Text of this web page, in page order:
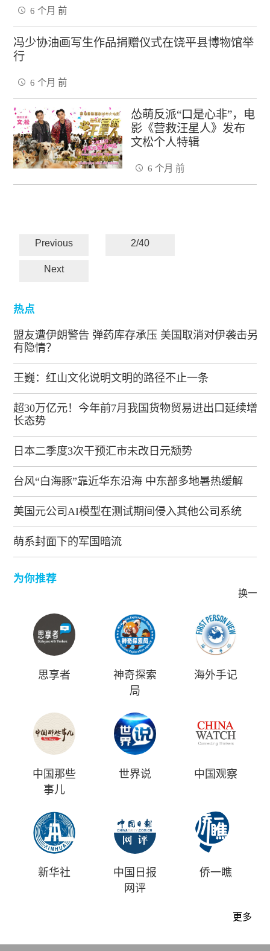
6 个月 前
冯少协油画写生作品捐赠仪式在饶平县博物馆举
行
6 个月 前
怂萌反派“口是心非”，电
影《营救汪星人》发布
文松个人特辑
6 个月 前
Previous 2/40
Next
热点
盟友遭伊朗警告 弹药库存承压 美国取消对伊袭击另
有隐情？
王巍：红山文化说明文明的路径不止一条
超30万亿元！今年前7月我国货物贸易进出口延续增
长态势
日本二季度3次干预汇市未改日元颓势
台风“白海豚”靠近华东沿海 中东部多地暑热缓解
美国元公司AI模型在测试期间侵入其他公司系统
萌系封面下的军国暗流
为你推荐
换一批
思享者
神奇探索
局
海外手记
中国那些
事儿
世界说 中国观察
新华社
中国日报
网评
侨一瞧
更多